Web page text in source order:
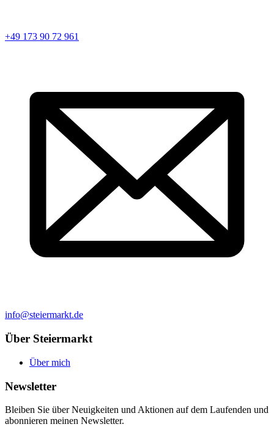
+49 173 90 72 961
info@steiermarkt.de
Über Steiermarkt
Über mich
Newsletter
Bleiben Sie über Neuigkeiten und Aktionen auf dem Laufenden und
abonnieren meinen Newsletter.